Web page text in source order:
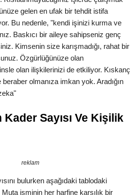
gelen en ufak bir tehdit istifa
Bu nedenle, "kendi işinizi kurma ve
Baskıcı bir aileye sahipseniz genç
Kimsenin size karışmadığı, rahat bir
Özgürlüğünüze olan
olan ilişkilerinizi de etkiliyor. Kıskanç
olmanıza imkan yok. Aradığın
Sayısı Ve Kişilik
reklam
bulurken aşağıdaki tablodaki
isminin her harfine karşılık bir